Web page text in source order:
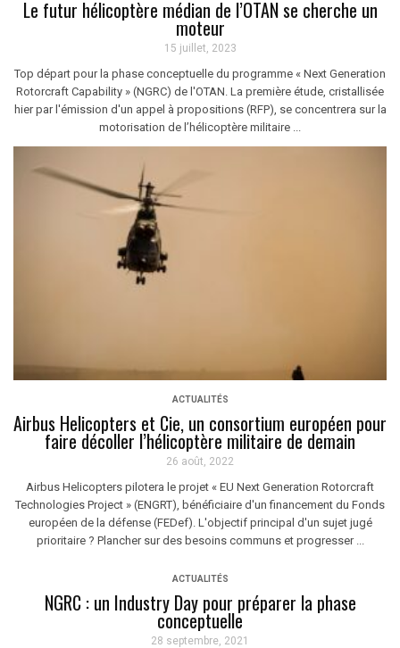
Le futur hélicoptère médian de l’OTAN se cherche un
moteur
15 juillet, 2023
Top départ pour la phase conceptuelle du programme « Next Generation
Rotorcraft Capability » (NGRC) de l'OTAN. La première étude, cristallisée
hier par l'émission d'un appel à propositions (RFP), se concentrera sur la
motorisation de l’hélicoptère militaire ...
ACTUALITÉS
Airbus Helicopters et Cie, un consortium européen pour
faire décoller l’hélicoptère militaire de demain
26 août, 2022
Airbus Helicopters pilotera le projet « EU Next Generation Rotorcraft
Technologies Project » (ENGRT), bénéficiaire d'un financement du Fonds
européen de la défense (FEDef). L'objectif principal d'un sujet jugé
prioritaire ? Plancher sur des besoins communs et progresser ...
ACTUALITÉS
NGRC : un Industry Day pour préparer la phase
conceptuelle
28 septembre, 2021